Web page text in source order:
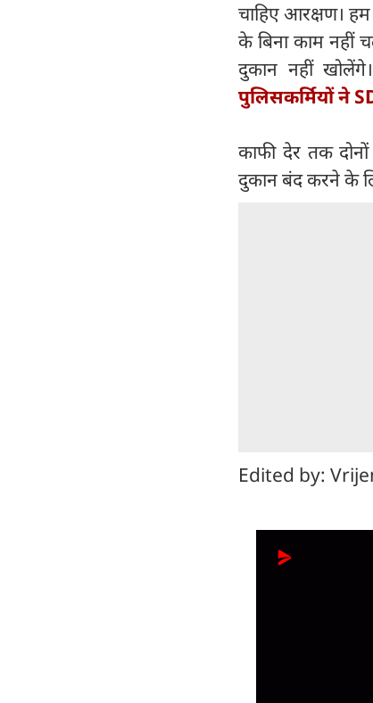
चाहिए आरक्षण। हम
के बिना काम नहीं
दुकान नहीं खोलेंगे।
पुलिसकर्मियों ने
काफी देर तक
दुकान बंद करने के
Edited by: